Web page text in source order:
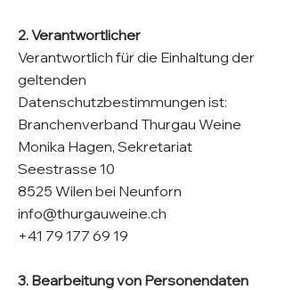
2. Verantwortlicher
Verantwortlich für die Einhaltung der
geltenden
Datenschutzbestimmungen ist:
Branchenverband Thurgau Weine
Monika Hagen, Sekretariat
Seestrasse 10
8525 Wilen bei Neunforn
info@thurgauweine.ch
+41 79 177 69 19
3. Bearbeitung von Personendaten